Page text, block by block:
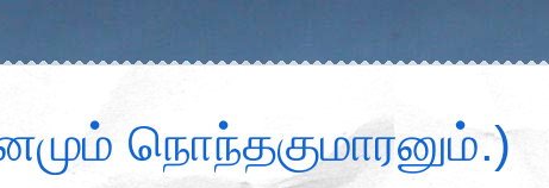
நொந்தகுமாரனும்.)